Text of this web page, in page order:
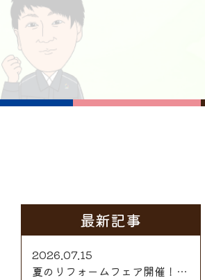
最新記事
2026.07.15
夏のリフォームフェア開催！…